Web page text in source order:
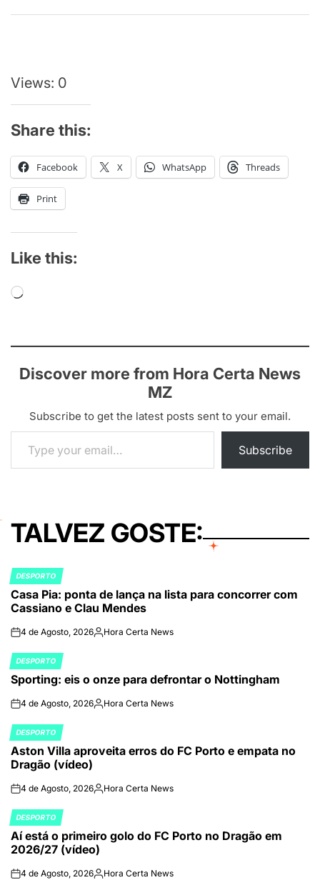
Views: 0
Share this:
Facebook X WhatsApp Threads
Print
Like this:
Loading…
Discover more from Hora Certa News
MZ
Subscribe to get the latest posts sent to your email.
Type your email…
Subscribe
TALVEZ GOSTE:
POSTED
IN
DESPORTO
Casa Pia: ponta de lança na lista para concorrer com
Cassiano e Clau Mendes
on4 de Agosto, 2026Publicado
Hora Certa News
POSTED
IN
DESPORTO
Sporting: eis o onze para defrontar o Nottingham
on4 de Agosto, 2026Publicado
Hora Certa News
POSTED
IN
DESPORTO
Aston Villa aproveita erros do FC Porto e empata no
Dragão (vídeo)
on4 de Agosto, 2026Publicado
Hora Certa News
POSTED
IN
DESPORTO
Aí está o primeiro golo do FC Porto no Dragão em
2026/27 (vídeo)
on4 de Agosto, 2026Publicado
Hora Certa News